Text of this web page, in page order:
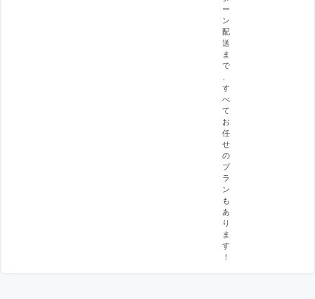
ー
ン
配
送
ま
で
、
す
べ
て
お
任
せ
の
プ
ラ
ン
も
あ
り
ま
す
！